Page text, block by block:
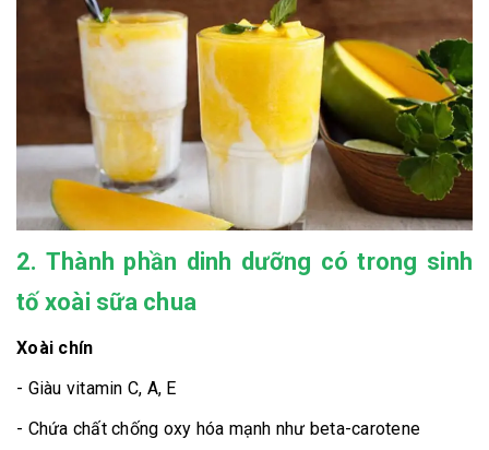
2. Thành phần dinh dưỡng có trong sinh
tố xoài sữa chua
Xoài chín
- Giàu vitamin C, A, E
- Chứa chất chống oxy hóa mạnh như beta-carotene